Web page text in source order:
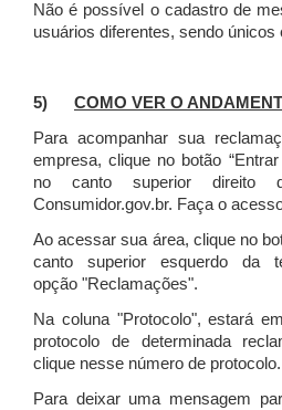
Não é possível o cadastro de
usuários diferentes, sendo
5) COMO VER O
Para acompanhar sua
empresa, clique no botão
no canto superior direito
Consumidor.gov.br. Faça o
Ao acessar sua área, clique no
canto superior esquerdo da
opção "Reclamações".
Na coluna "Protocolo", estará
protocolo de determinada
clique nesse número de protocolo.
Para deixar uma mensagem